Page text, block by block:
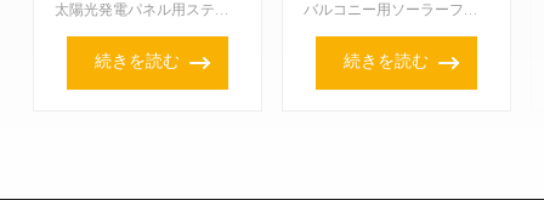
太陽光発電パネル用ステンレス製バルコニーフックは、バルコニーの手すりやその他の平らな面に太陽光発電パネルを取り付けるためのものです。屋根に太陽光発電パネルを設置できない場合、住宅や店舗に最適な選択肢と...
続きを読む
バルコニー用ソーラーフック取り付けブラケットは、バルコニーにソーラーパネルを設置するための実用的で革新的な方法です。都市部で太陽エネルギーを安全かつ省スペースで活用できる選択肢を提供します。このブラケ...
続きを読む